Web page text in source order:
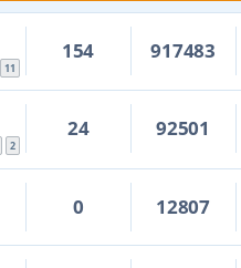
11
154 917483
2
24 92501
0 12807